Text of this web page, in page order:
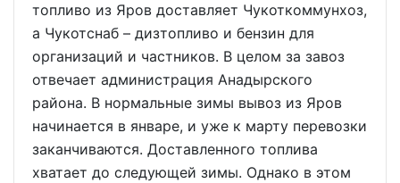
топливо из Яров доставляет Чукоткоммунхоз,
а Чукотснаб – дизтопливо и бензин для
организаций и частников. В целом за завоз
отвечает администрация Анадырского
района. В нормальные зимы вывоз из Яров
начинается в январе, и уже к марту перевозки
заканчиваются. Доставленного топлива
хватает до следующей зимы. Однако в этом